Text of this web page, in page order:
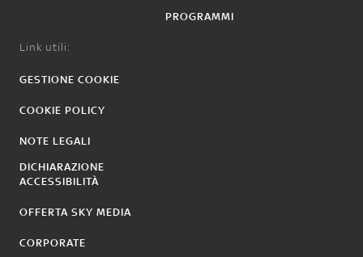
PROGRAMMI
Link utili:
GESTIONE COOKIE
COOKIE POLICY
NOTE LEGALI
DICHIARAZIONE
ACCESSIBILITÀ
OFFERTA SKY MEDIA
CORPORATE